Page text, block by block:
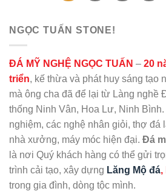
NGỌC TUẤN STONE!
ĐÁ MỸ NGHỆ NGỌC TUẤN – 20
triển, kế thừa và phát huy sáng tạo
mà ông cha đã để lại từ Làng nghề
thống Ninh Vân, Hoa Lư, Ninh
nghiệm, các nghệ nhân giỏi, thợ đá
nhà xưởng, máy móc hiện đại. Đá
là nơi Quý khách hàng có thể gửi
trình cải tạo, xây dựng Lăng Mộ đá,
trong gia đình, dòng tộc mình.